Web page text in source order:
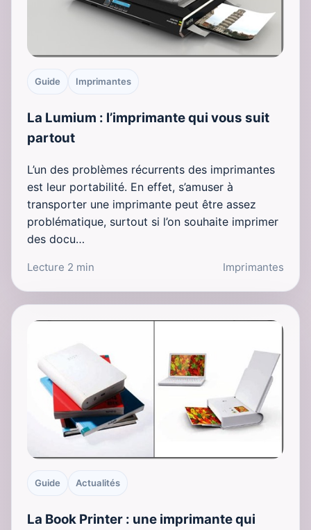
Guide Imprimantes
La Lumium : l’imprimante qui vous suit
partout
L’un des problèmes récurrents des imprimantes
est leur portabilité. En effet, s’amuser à
transporter une imprimante peut être assez
problématique, surtout si l’on souhaite imprimer
des docu…
Lecture 2 min Imprimantes
Guide Actualités
La Book Printer : une imprimante qui